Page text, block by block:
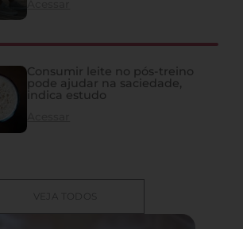
Consumir leite no pós-treino
pode ajudar na saciedade,
indica estudo
VEJA TODOS